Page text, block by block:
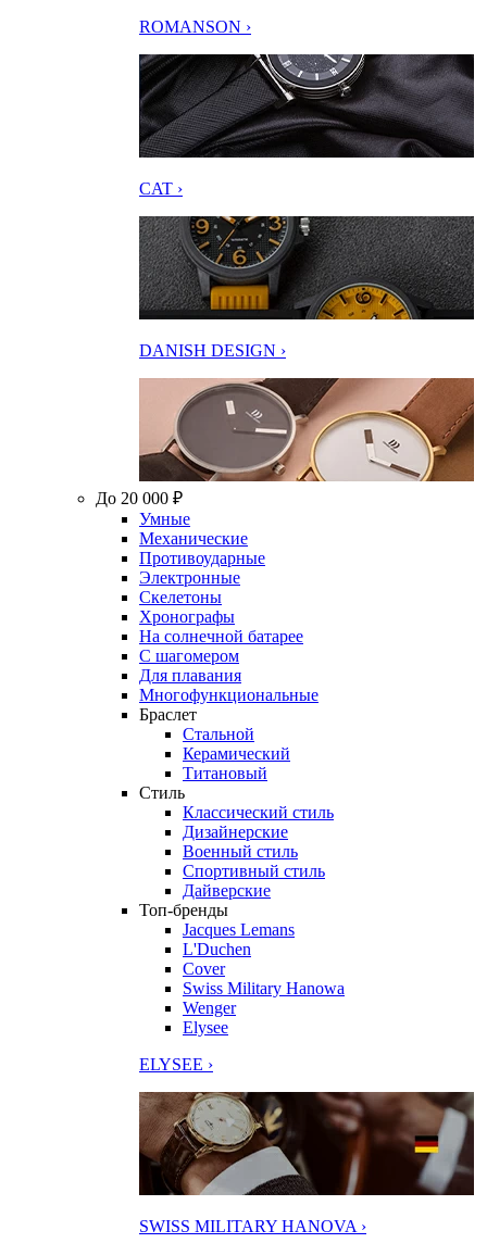
ROMANSON ›
CAT ›
DANISH DESIGN ›
До 20 000 ₽
Умные
Механические
Противоударные
Электронные
Скелетоны
Хронографы
На солнечной батарее
С шагомером
Для плавания
Многофункциональные
Браслет
Стальной
Керамический
Титановый
Стиль
Классический стиль
Дизайнерские
Военный стиль
Спортивный стиль
Дайверские
Топ-бренды
Jacques Lemans
L'Duchen
Cover
Swiss Military Hanowa
Wenger
Elysee
ELYSEE ›
SWISS MILITARY HANOVA ›